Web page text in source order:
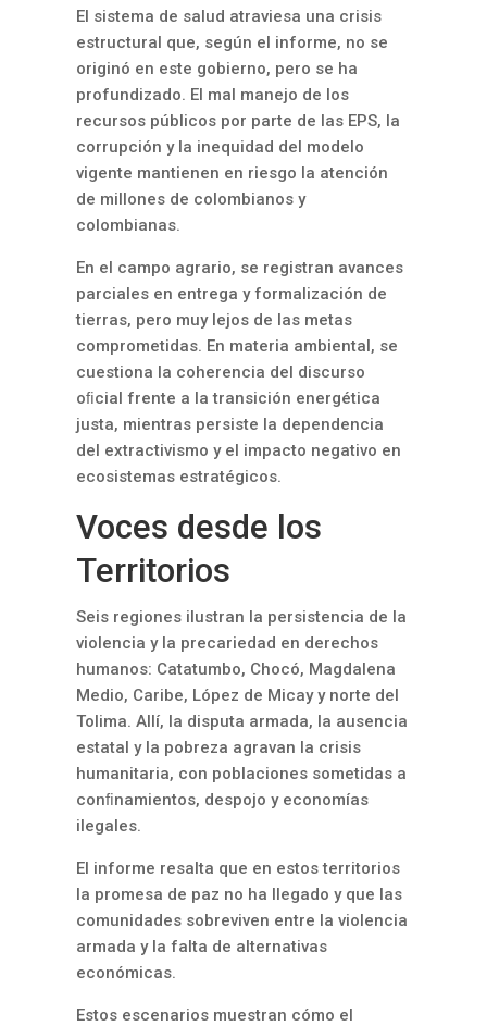
El sistema de salud atraviesa una crisis
estructural que, según el informe, no se
originó en este gobierno, pero se ha
profundizado. El mal manejo de los
recursos públicos por parte de las EPS, la
corrupción y la inequidad del modelo
vigente mantienen en riesgo la atención
de millones de colombianos y
colombianas.
En el campo agrario, se registran avances
parciales en entrega y formalización de
tierras, pero muy lejos de las metas
comprometidas. En materia ambiental, se
cuestiona la coherencia del discurso
oﬁcial frente a la transición energética
justa, mientras persiste la dependencia
del extractivismo y el impacto negativo en
ecosistemas estratégicos.
Voces desde los
Territorios
Seis regiones ilustran la persistencia de la
violencia y la precariedad en derechos
humanos: Catatumbo, Chocó, Magdalena
Medio, Caribe, López de Micay y norte del
Tolima. Allí, la disputa armada, la ausencia
estatal y la pobreza agravan la crisis
humanitaria, con poblaciones sometidas a
conﬁnamientos, despojo y economías
ilegales.
El informe resalta que en estos territorios
la promesa de paz no ha llegado y que las
comunidades sobreviven entre la violencia
armada y la falta de alternativas
económicas.
Estos escenarios muestran cómo el